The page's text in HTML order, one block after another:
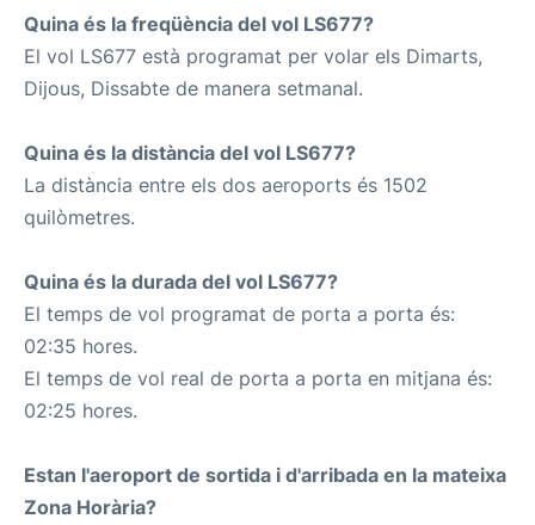
Quina és la freqüència del vol LS677?
El vol LS677 està programat per volar els Dimarts,
Dijous, Dissabte de manera setmanal.
Quina és la distància del vol LS677?
La distància entre els dos aeroports és 1502
quilòmetres.
Quina és la durada del vol LS677?
El temps de vol programat de porta a porta és:
02:35 hores.
El temps de vol real de porta a porta en mitjana és:
02:25 hores.
Estan l'aeroport de sortida i d'arribada en la mateixa
Zona Horària?